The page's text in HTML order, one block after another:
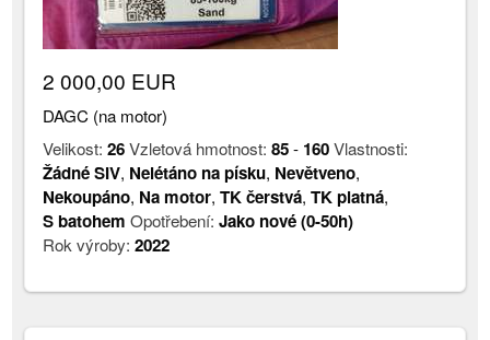
2 000,00 EUR
DAGC (na motor)
Velikost:26Vzletová hmotnost:85- 160Vlastnosti:
Žádné SIV, Nelétáno na písku, Nevětveno,
Nekoupáno, Na motor,TK čerstvá,TK platná,
S batohem Opotřebení:Jako nové (0-50h)
Rok výroby:2022